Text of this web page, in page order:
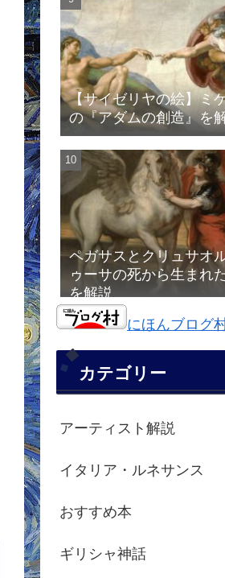
【サイゼリヤの絵】ミ
の『アダムの創造』を
ペガサスとクリュサオ
ゥーサの死から生まれ
を解説
にほんブログ
カテゴリー
アーティスト解説
イタリア・ルネサンス
おすすめ本
ギリシャ神話